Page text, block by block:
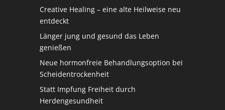
Creative Healing – eine alte Heilweise neu
entdeckt
Länger jung und gesund das Leben
genießen
Neue hormonfreie Behandlungsoption bei
Scheidentrockenheit
Statt Impfung Freiheit durch
Herdengesundheit